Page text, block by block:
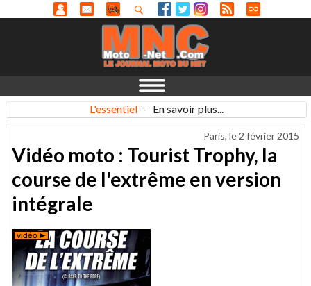
L'essentiel - En savoir plus...
Paris, le 2 février 2015
Vidéo moto : Tourist Trophy, la
course de l'extrême en version
intégrale